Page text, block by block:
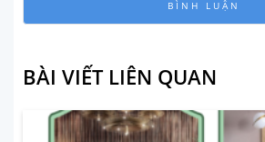
BÀI VIẾT LIÊN QUAN